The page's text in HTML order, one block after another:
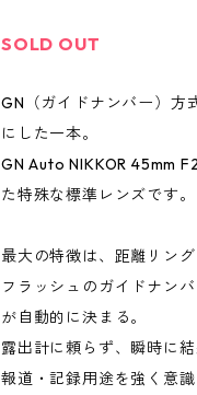
SOLD OUT
GN（ガイドナンバー）方
にした一本。
GN Auto NIKKOR 45mm
た特殊な標準レンズです。
最大の特徴は、距離リン
フラッシュのガイドナン
が自動的に決まる。
露出計に頼らず、瞬時に
報道・記録用途を強く意